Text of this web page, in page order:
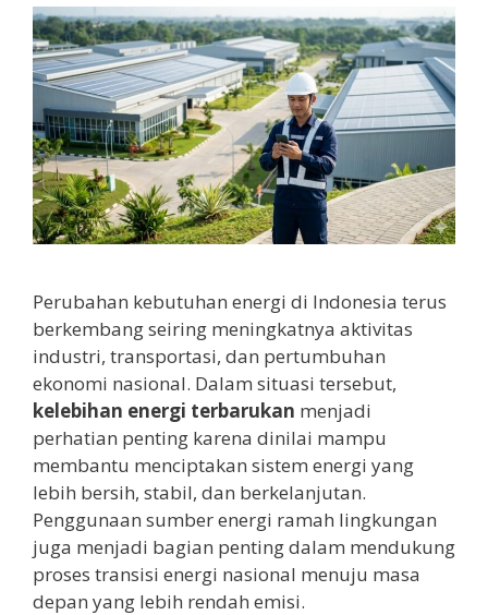
Perubahan kebutuhan energi di Indonesia terus
berkembang seiring meningkatnya aktivitas
industri, transportasi, dan pertumbuhan
ekonomi nasional. Dalam situasi tersebut,
kelebihan energi terbarukan menjadi
perhatian penting karena dinilai mampu
membantu menciptakan sistem energi yang
lebih bersih, stabil, dan berkelanjutan.
Penggunaan sumber energi ramah lingkungan
juga menjadi bagian penting dalam mendukung
proses transisi energi nasional menuju masa
depan yang lebih rendah emisi.